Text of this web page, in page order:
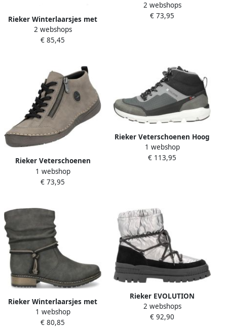
Rieker Winterlaarsjes met
schachtvoering
2 webshops
€ 85,45
Veterschoenen Vrouwen
grijs
2 webshops
€ 73,95
Rieker Veterschoenen
Sneakers veterschoenen
outdoorschoenen met
1 webshop
€ 73,95
Rieker Veterschoenen Hoog
Veterschoenen Hoog
donkergrijs
1 webshop
€ 113,95
Rieker Winterlaarsjes met
decoratieve banden aan de
slouchy schacht
1 webshop
€ 80,85
Rieker EVOLUTION
Winterlaarzen snowboots
veterschoenen met
2 webshops
€ 92,90